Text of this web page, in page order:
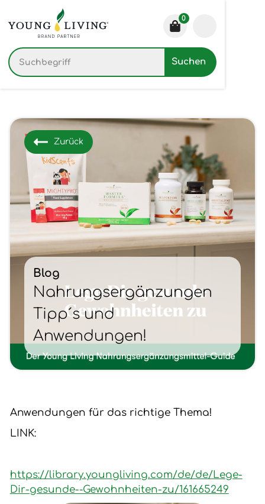
0
Zurück
Blog
Nahrungsergänzungen
Tipp´s und
Anwendungen!
Anwendungen für das richtige Thema!
LINK:
https://library.youngliving.com/de/de/Lege-
Dir-gesunde--Gewohnheiten-zu/161665249